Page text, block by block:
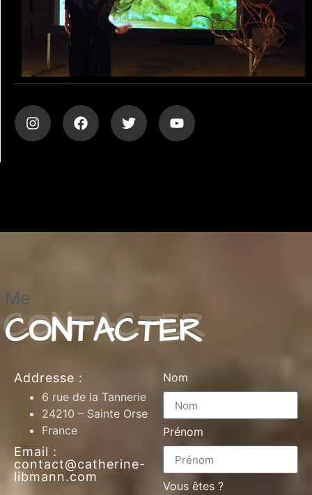
Me
CONTACTER
Addresse :
6 rue de la Tannerie
24210 – Sainte Orse
France
Email :
contact@catherine-
libmann.com
Nom
Prénom
Vous êtes ?